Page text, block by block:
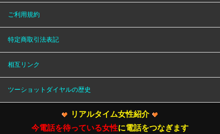
ご利用規約
特定商取引法表記
相互リンク
ツーショットダイヤルの歴史
リアルタイム女性紹介
今電話を待っている女性に電話をつなぎます